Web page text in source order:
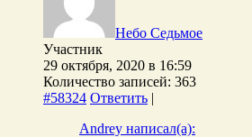
Небо Седьмое
Участник
29 октября, 2020 в 16:59
Количество записей: 363
#58324 Ответить |
Andrey написал(а):